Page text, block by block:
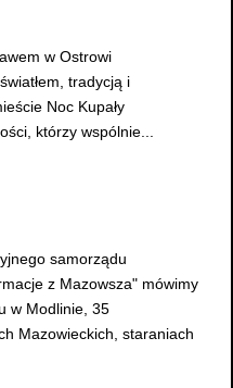
w Ostrowi
tradycją i
Noc Kupały
którzy wspólnie...
samorządu
z Mazowsza" mówimy
w Modlinie, 35
Mazowieckich, staraniach